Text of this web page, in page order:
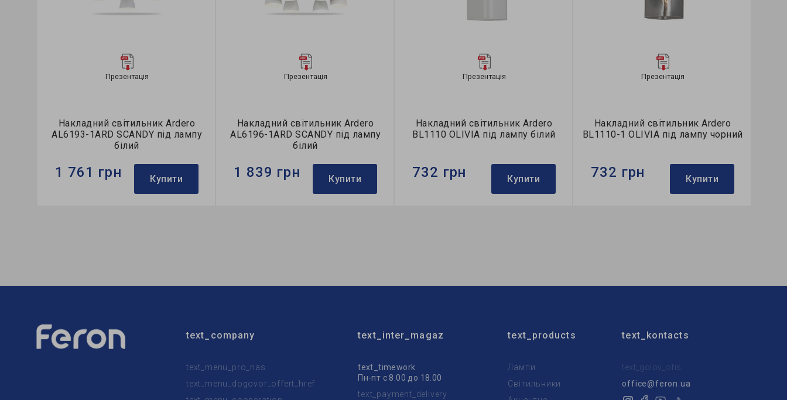
Презентація
Накладний світильник Ardero
AL6193-1ARD SCANDY під лампу
білий
1 761 грн Купити
Презентація
Накладний світильник Ardero
AL6196-1ARD SCANDY під лампу
білий
1 839 грн Купити
Презентація
Накладний світильник Ardero
BL1110 OLIVIA під лампу білий
732 грн Купити
Презентація
Накладний світильник Ardero
BL1110-1 OLIVIA під лампу чорний
732 грн Купити
text_company
text_menu_pro_nas
text_menu_dogovor_offert_href
text_inter_magaz
text_timework
Пн-пт с 8.00 до 18.00
text_payment_delivery
text_products
Лампи
Світильники
text_kontacts
text_golov_ofis
office@feron.ua